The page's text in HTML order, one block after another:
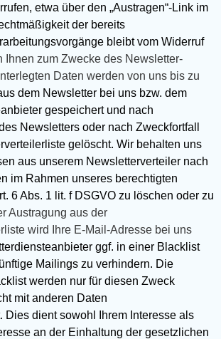
etwa über den „Austragen“-Link im
der bereits
bleibt vom Widerruf
Ihnen zum Zwecke des Newsletter-
Daten werden von uns bis zu
dem Newsletter bei uns bzw. dem
gespeichert und nach
Newsletters oder nach Zweckfortfall
gelöscht. Wir behalten uns
aus unserem Newsletterverteiler nach
im Rahmen unseres berechtigten
6 Abs. 1 lit. f DSGVO zu löschen oder zu
Austragung aus der
wird Ihre E-Mail-Adresse bei uns
ggf. in einer Blacklist
Mailings zu verhindern. Die
werden nur für diesen Zweck
mit anderen Daten
Dies dient sowohl Ihrem Interesse als
an der Einhaltung der gesetzlichen